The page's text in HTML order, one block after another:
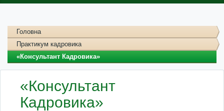
Головна
Практикум кадровика
«Консультант Кадровика»
«Консультант
Кадровика»